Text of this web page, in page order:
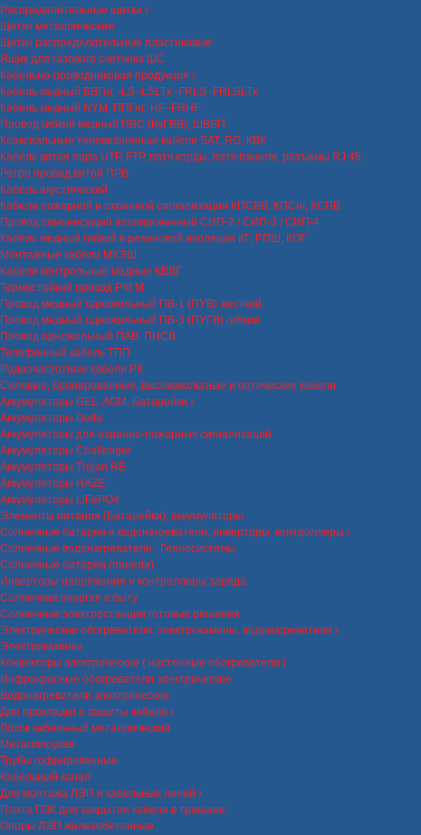
Распределительные щитки
Щитки металлические
Щитки распределительные пластиковые
Ящик для газового счетчика ШС
Кабельно-проводниковая продукция
Кабель медный ВВГнг, -LS -LSLTx -FRLS -FRLSLTx
Кабель медный NYM, ППГнг,-HF -FRHF
Провод гибкий медный ПВС (КуГВВ), ШВВП
Коаксиальные телевизионные кабели SAT, RG, КВК
Кабель витая пара UTP, FTP, патч корды, патч панели, разъемы RJ 45
Ретро провод витой ПРВ
Кабель акустический
Кабели пожарной и охранной сигнализации КПСВВ, КПСнг, КСПВ
Провод самонесущий изолированный СИП-2 / СИП-3 / СИП-4
Кабель медный гибкий в резиновой изоляции КГ, РПШ, КОГ
Монтажные кабели МКЭШ
Кабели контрольные медные КВВГ
Термостойкий провод РКГМ
Провод медный одножильный ПВ-1 (ПУВ) жесткий
Провод медный одножильный ПВ-3 (ПУГВ) гибкий
Провод одножильный ПАВ, ПНСВ
Телефонный кабель ТПП
Радиочастотные кабели РК
Силовые, бронированные, высоковольтные и оптические кабели
Аккумуляторы GEL, AGM, Батарейки
Аккумуляторы Delta
Аккумуляторы для охранно-пожарных сигнализаций
Аккумуляторы Challenger
Аккумуляторы Trojan RE
Аккумуляторы HAZE
Аккумуляторы LiFePO4
Элементы питания (Батарейки), аккумуляторы
Солнечные батареи и водонагреватели, инверторы, контроллеры
Солнечные водонагреватели , Гелиосистемы
Солнечные батареи (панели)
Инверторы напряжения и контроллеры заряда
Солнечная энергия в быту
Солнечные электростанции готовые решения
Электрические обогреватели, электрокамины, водонагреватели
Электрокамины
Конвекторы электрические ( настенные обогреватели )
Инфракрасные обогреватели электрические
Водонагреватели электрические
Для прокладки и защиты кабеля
Лоток кабельный металлический
Металлорукав
Трубы гофрированные
Кабельный канал
Для монтажа ЛЭП и кабельных линий
Плита ПЗК для закрытия кабеля в траншее
Опоры ЛЭП железобетонные